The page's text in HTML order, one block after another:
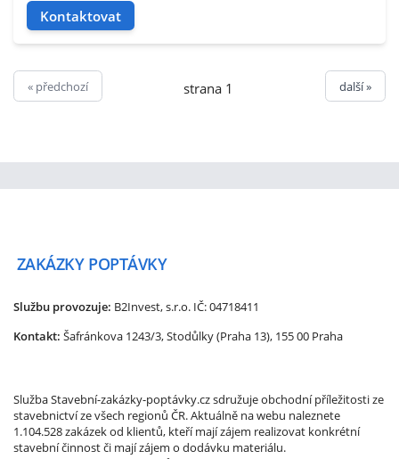
Kontaktovat
« předchozí strana 1 další »
ZAKÁZKY POPTÁVKY
Službu provozuje: B2Invest, s.r.o. IČ: 04718411
Kontakt: Šafránkova 1243/3, Stodůlky (Praha 13), 155 00 Praha
Služba Stavební-zakázky-poptávky.cz sdružuje obchodní příležitosti ze
stavebnictví ze všech regionů ČR. Aktuálně na webu naleznete
1.104.528 zakázek od klientů, kteří mají zájem realizovat konkrétní
stavební činnost či mají zájem o dodávku materiálu.